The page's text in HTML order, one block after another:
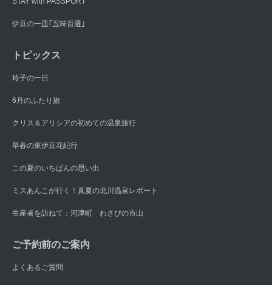
伊豆の一皿｢五味百選｣
トピックス
玲子の一日
6月のふたり旅
クリス＆アリシアの初めての温泉旅行
早春の東伊豆花紀行
この夏のいちばんの思い出
ミスあんこが行く！真夏の北川温泉レポート
生産者を訪ねて：河津町 わさびの市山
ご予約前のご案内
よくあるご質問